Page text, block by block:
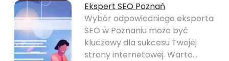
Ekspert SEO Poznań
Wybór odpowiedniego eksperta
SEO w Poznaniu może być
kluczowy dla sukcesu Twojej
strony internetowej. Warto…